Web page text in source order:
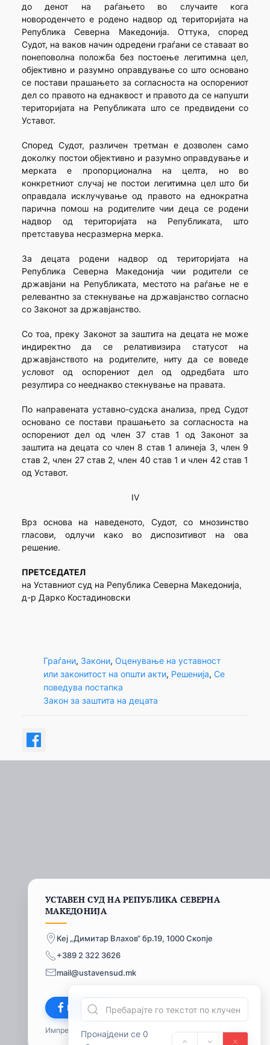
Пронајдени се 0
до денот на раѓањето во случаите кога
новороденчето е родено надвор од територијата на
Република Северна Македонија. Оттука, според
Судот, на ваков начин одредени граѓани се ставаат во
понеповолна положба без постоење легитимна цел,
објективно и разумно оправдување со што основано
се постави прашањето за согласноста на оспорениот
дел со правото на еднаквост и правото да се напушти
територијата на Републиката што се предвидени со
Уставот.
Според Судот, различен третман е дозволен само
доколку постои објективно и разумно оправдување и
мерката е пропорционална на целта, но во
конкретниот случај не постои легитимна цел што би
оправдала исклучување од правото на еднократна
парична помош на родителите чии деца се родени
надвор од територијата на Републиката, што
претставува несразмерна мерка.
За децата родени надвор од територијата на
Република Северна Македонија чии родители се
државјани на Републиката, местото на раѓање не е
релевантно за стекнување на државјанство согласно
со Законот за државјанство.
Со тоа, преку Законот за заштита на децата не може
индиректно да се релативизира статусот на
државјанството на родителите, ниту да се воведе
условот од оспорениот дел од одредбата што
резултира со нееднакво стекнување на правата.
По направената уставно-судска анализа, пред Судот
основано се постави прашањето за согласноста на
оспорениот дел од член 37 став 1 од Законот за
заштита на децата со член 8 став 1 алинеја 3, член 9
став 2, член 27 став 2, член 40 став 1 и член 42 став 1
од Уставот.
IV
Врз основа на наведеното, Судот, со мнозинство
гласови, одлучи како во диспозитивот на ова
решение.
ПРЕТСЕДАТЕЛ
на Уставниот суд на Република Северна Македонија,
д-р Дарко Костадиновски
Граѓани, Закони, Оценување на уставност
или законитост на општи акти, Решенија, Се
поведува постапка
Закон за заштита на децата
УСТАВЕН СУД НА РЕПУБЛИКА СЕВЕРНА
МАКЕДОНИЈА
Кеј „Димитар Влахов“ бр.19, 1000 Скопје
+389 2 322 3626
mail@ustavensud.mk
Facebook
Импресум© 2026